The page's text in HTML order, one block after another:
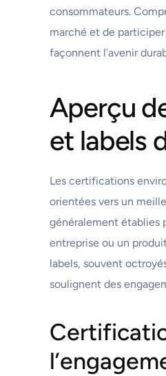
consommateurs.
marché et de
façonnent l’avenir
Aperçu
et labels
Les certifications
orientées vers un
généralement établies
entreprise ou un
labels, souvent
soulignent des